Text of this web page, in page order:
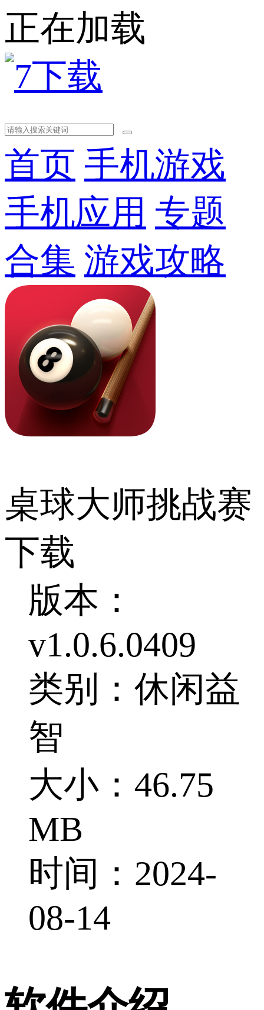
正在加载
首页 手机游戏
手机应用 专题
合集 游戏攻略
桌球大师挑战赛
下载
版本：
v1.0.6.0409
类别：休闲益
智
大小：46.75
MB
时间：2024-
08-14